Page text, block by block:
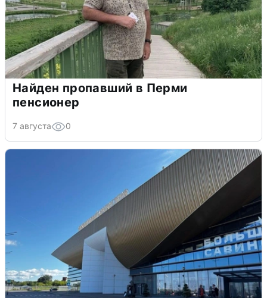
Найден пропавший в Перми
пенсионер
7 августа 0